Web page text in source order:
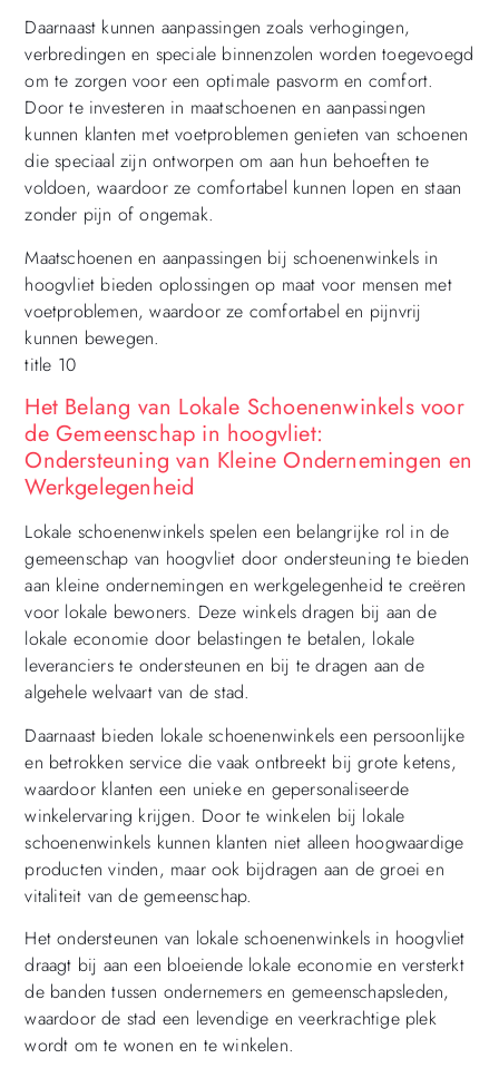
Daarnaast kunnen aanpassingen zoals verhogingen,
verbredingen en speciale binnenzolen worden toegevoegd
om te zorgen voor een optimale pasvorm en comfort.
Door te investeren in maatschoenen en aanpassingen
kunnen klanten met voetproblemen genieten van schoenen
die speciaal zijn ontworpen om aan hun behoeften te
voldoen, waardoor ze comfortabel kunnen lopen en staan
zonder pijn of ongemak.
Maatschoenen en aanpassingen bij schoenenwinkels in
hoogvliet bieden oplossingen op maat voor mensen met
voetproblemen, waardoor ze comfortabel en pijnvrij
kunnen bewegen.
title 10
Het Belang van Lokale Schoenenwinkels voor
de Gemeenschap in hoogvliet:
Ondersteuning van Kleine Ondernemingen en
Werkgelegenheid
Lokale schoenenwinkels spelen een belangrijke rol in de
gemeenschap van hoogvliet door ondersteuning te bieden
aan kleine ondernemingen en werkgelegenheid te creëren
voor lokale bewoners. Deze winkels dragen bij aan de
lokale economie door belastingen te betalen, lokale
leveranciers te ondersteunen en bij te dragen aan de
algehele welvaart van de stad.
Daarnaast bieden lokale schoenenwinkels een persoonlijke
en betrokken service die vaak ontbreekt bij grote ketens,
waardoor klanten een unieke en gepersonaliseerde
winkelervaring krijgen. Door te winkelen bij lokale
schoenenwinkels kunnen klanten niet alleen hoogwaardige
producten vinden, maar ook bijdragen aan de groei en
vitaliteit van de gemeenschap.
Het ondersteunen van lokale schoenenwinkels in hoogvliet
draagt bij aan een bloeiende lokale economie en versterkt
de banden tussen ondernemers en gemeenschapsleden,
waardoor de stad een levendige en veerkrachtige plek
wordt om te wonen en te winkelen.